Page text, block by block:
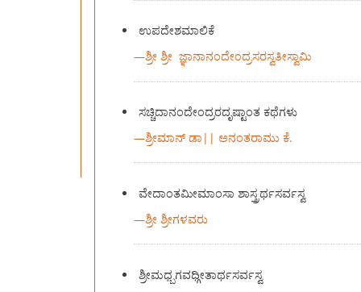
ಉಪದೇಶಮಾಲಿಕೆ
—ಶ್ರೀ ಶ್ರೀ ಜ್ಞಾನಾನಂದೇಂದ್ರಸರಸ್ವತೀಸ್ವಾಮಿ
ಸಚ್ಚಿದಾನಂದೇಂದ್ರರದೃಷ್ಟಾಂತ ಕಥೆಗಳು
—ಶ್ರೀಮಾನ್ ಡಾ|| ಅನಂತರಾಮು ಕೆ.
ವೇದಾಂತಮೀಮಾಂಸಾ ಶಾಸ್ತ್ರರ್ಥಸರ್ವಸ್ವ
—ಶ್ರೀ ಶ್ರೀಗಳವರು
ಶ್ರೀಮಧ್ಬಗವಧ್ಗೀತಾರ್ಥಸರ್ವಸ್ವ